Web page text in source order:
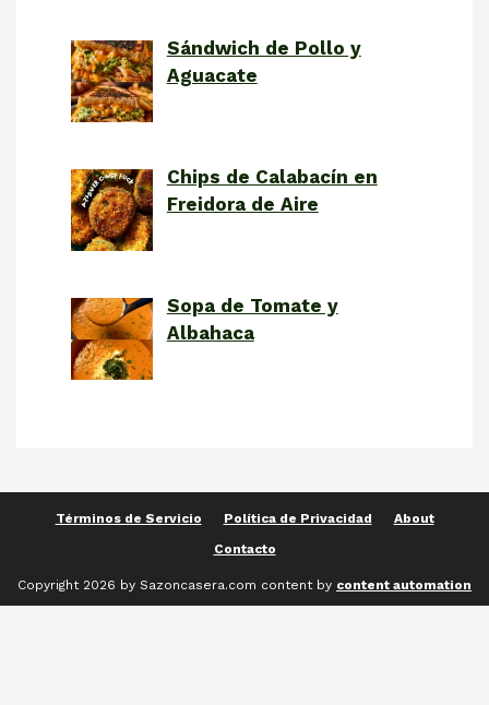
Sándwich de Pollo y
Aguacate
Chips de Calabacín en
Freidora de Aire
Sopa de Tomate y
Albahaca
Términos de Servicio Política de Privacidad
About
Contacto
Copyright 2026 by Sazoncasera.com content by content automation